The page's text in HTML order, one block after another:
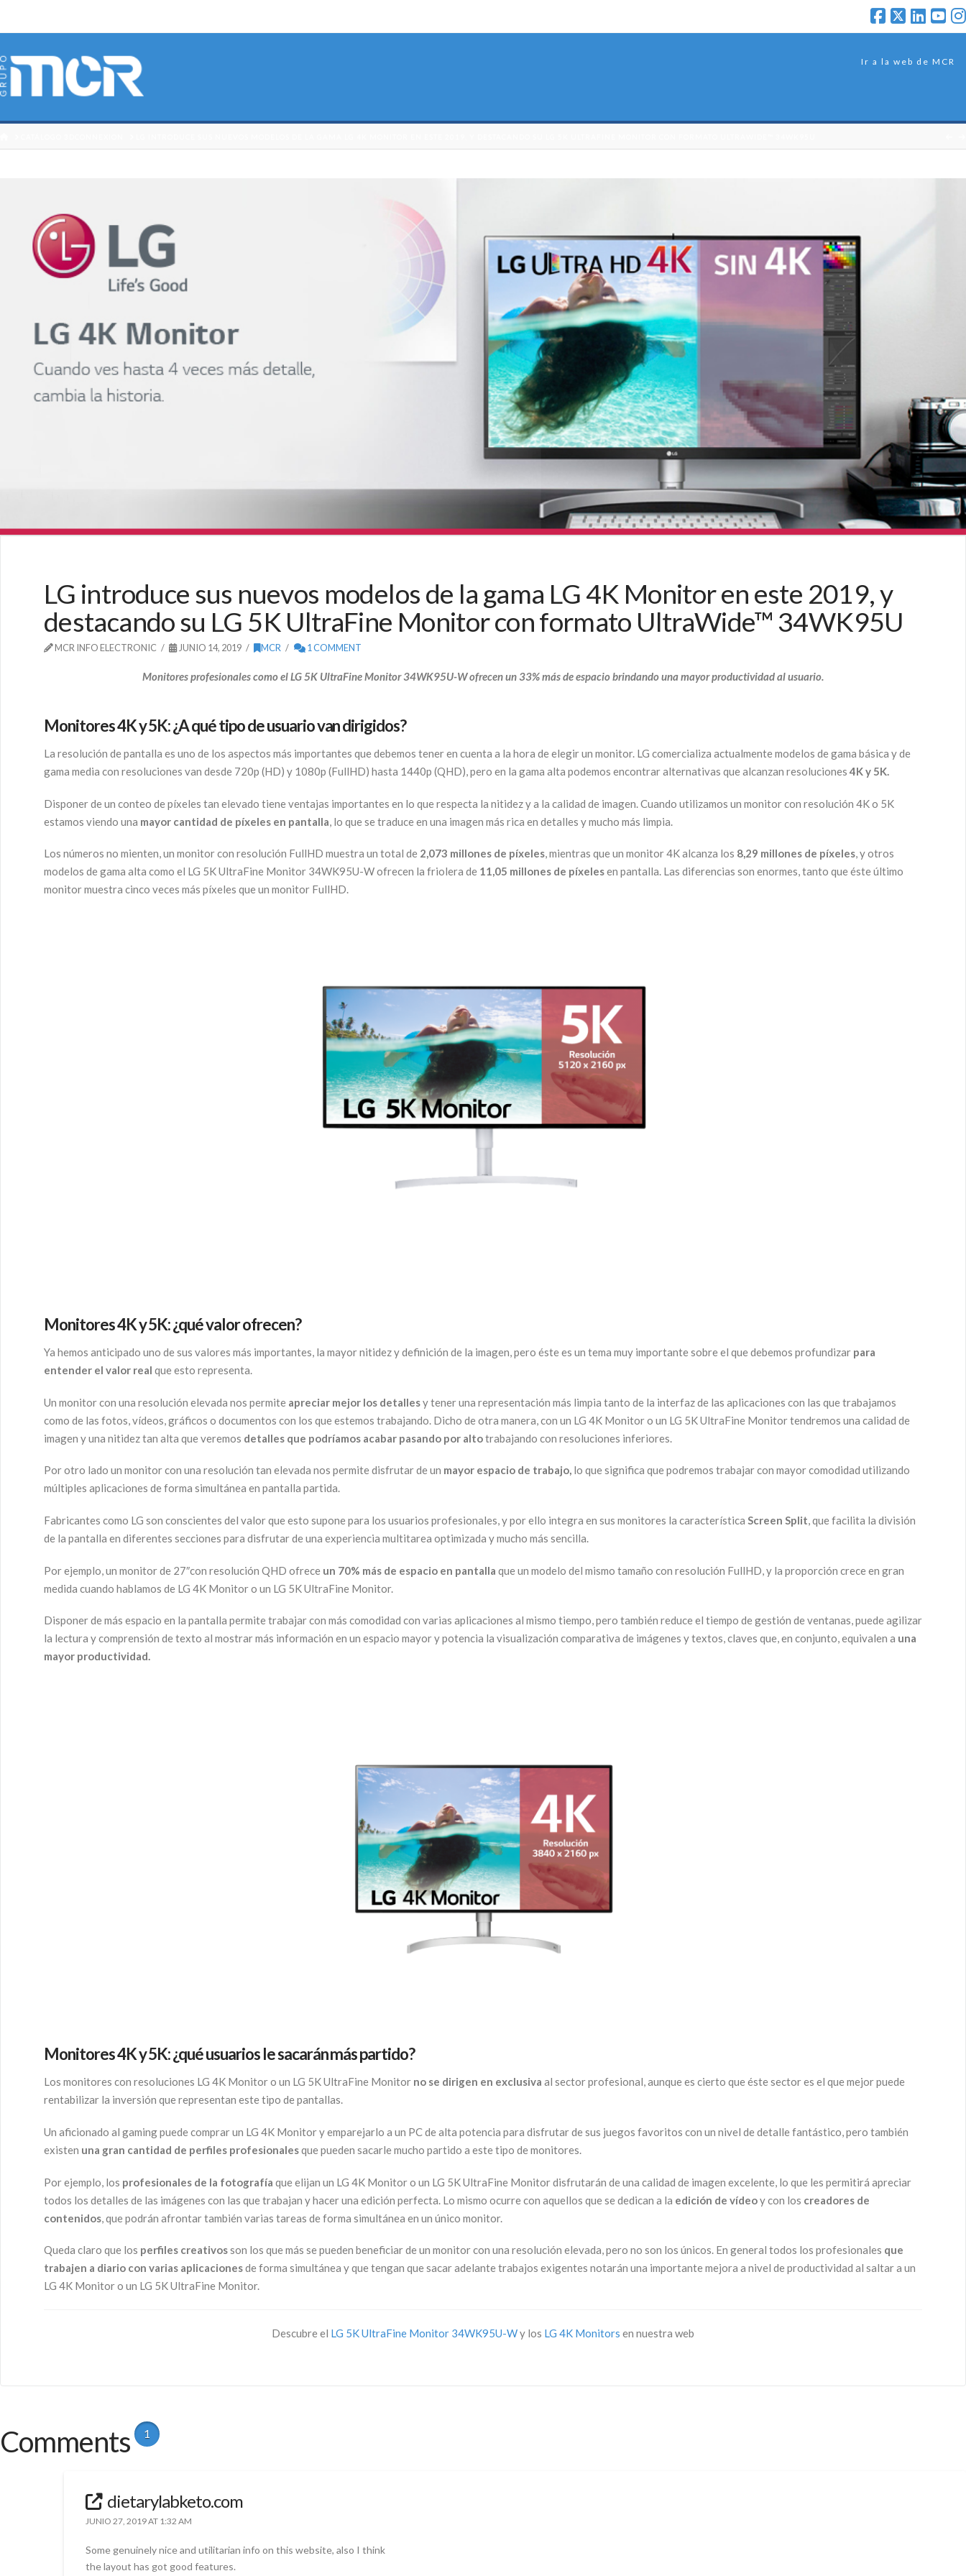
Ir a la web de MCR
LG introduce sus nuevos modelos de la gama LG 4K Monitor en este 2019, y
destacando su LG 5K UltraFine Monitor con formato UltraWide™ 34WK95U
MCR INFO ELECTRONIC JUNIO 14, 2019 MCR 1 COMMENT
Monitores profesionales como el LG 5K UltraFine Monitor 34WK95U-W ofrecen un 33% más de espacio brindando una mayor productividad al usuario.
Monitores 4K y 5K: ¿A qué tipo de usuario van dirigidos?
La resolución de pantalla es uno de los aspectos más importantes que debemos tener en cuenta a la hora de elegir un monitor. LG comercializa actualmente modelos de gama básica y de
gama media con resoluciones van desde 720p (HD) y 1080p (FullHD) hasta 1440p (QHD), pero en la gama alta podemos encontrar alternativas que alcanzan resoluciones 4K y 5K.
Disponer de un conteo de píxeles tan elevado tiene ventajas importantes en lo que respecta la nitidez y a la calidad de imagen. Cuando utilizamos un monitor con resolución 4K o 5K
estamos viendo una mayor cantidad de píxeles en pantalla, lo que se traduce en una imagen más rica en detalles y mucho más limpia.
Los números no mienten, un monitor con resolución FullHD muestra un total de 2,073 millones de píxeles, mientras que un monitor 4K alcanza los 8,29 millones de píxeles, y otros
modelos de gama alta como el LG 5K UltraFine Monitor 34WK95U-W ofrecen la friolera de 11,05 millones de píxelesen pantalla. Las diferencias son enormes, tanto que éste último
monitor muestra cinco veces más píxeles que un monitor FullHD.
Monitores 4K y 5K: ¿qué valor ofrecen?
Ya hemos anticipado uno de sus valores más importantes, la mayor nitidez y definición de la imagen, pero éste es un tema muy importante sobre el que debemos profundizar para
entender el valor real que esto representa.
Un monitor con una resolución elevada nos permite apreciar mejor los detallesy tener una representación más limpia tanto de la interfaz de las aplicaciones con las que trabajamos
como de las fotos, vídeos, gráficos o documentos con los que estemos trabajando. Dicho de otra manera, con un LG 4K Monitor o un LG 5K UltraFine Monitor tendremos una calidad de
imagen y una nitidez tan alta que veremos detalles que podríamos acabar pasando por altotrabajando con resoluciones inferiores.
Por otro lado un monitor con una resolución tan elevada nos permite disfrutar de un mayor espacio de trabajo, lo que significa que podremos trabajar con mayor comodidad utilizando
múltiples aplicaciones de forma simultánea en pantalla partida.
Fabricantes como LG son conscientes del valor que esto supone para los usuarios profesionales, y por ello integra en sus monitores la característica Screen Split, que facilita la división
de la pantalla en diferentes secciones para disfrutar de una experiencia multitarea optimizada y mucho más sencilla.
Por ejemplo, un monitor de 27″con resolución QHD ofrece un 70% más de espacio en pantalla que un modelo del mismo tamaño con resolución FullHD, y la proporción crece en gran
medida cuando hablamos de LG 4K Monitor o un LG 5K UltraFine Monitor.
Disponer de más espacio en la pantalla permite trabajar con más comodidad con varias aplicaciones al mismo tiempo, pero también reduce el tiempo de gestión de ventanas, puede agilizar
la lectura y comprensión de texto al mostrar más información en un espacio mayor y potencia la visualización comparativa de imágenes y textos, claves que, en conjunto, equivalen a una
mayor productividad.
Monitores 4K y 5K: ¿qué usuarios le sacarán más partido?
Los monitores con resoluciones LG 4K Monitor o un LG 5K UltraFine Monitor no se dirigen en exclusiva al sector profesional, aunque es cierto que éste sector es el que mejor puede
rentabilizar la inversión que representan este tipo de pantallas.
Un aficionado al gaming puede comprar un LG 4K Monitor y emparejarlo a un PC de alta potencia para disfrutar de sus juegos favoritos con un nivel de detalle fantástico, pero también
existen una gran cantidad de perfiles profesionalesque pueden sacarle mucho partido a este tipo de monitores.
Por ejemplo, los profesionales de la fotografía que elijan un LG 4K Monitor o un LG 5K UltraFine Monitor disfrutarán de una calidad de imagen excelente, lo que les permitirá apreciar
todos los detalles de las imágenes con las que trabajan y hacer una edición perfecta. Lo mismo ocurre con aquellos que se dedican a la edición de vídeoy con los creadores de
contenidos , que podrán afrontar también varias tareas de forma simultánea en un único monitor.
Queda claro que los perfiles creativosson los que más se pueden beneficiar de un monitor con una resolución elevada, pero no son los únicos. En general todos los profesionales que
trabajen a diario con varias aplicacionesde forma simultánea y que tengan que sacar adelante trabajos exigentes notarán una importante mejora a nivel de productividad al saltar a un
LG 4K Monitor o un LG 5K UltraFine Monitor.
Descubre el LG 5K UltraFine Monitor 34WK95U-Wy los LG 4K Monitors en nuestra web
Comments 1
dietarylabketo.com
JUNIO 27, 2019 AT 1:32 AM
Some genuinely nice and utilitarian info on this website, also I think
the layout has got good features.